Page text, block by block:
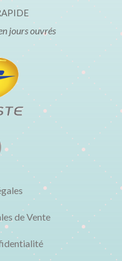
jours ouvrés
de Vente